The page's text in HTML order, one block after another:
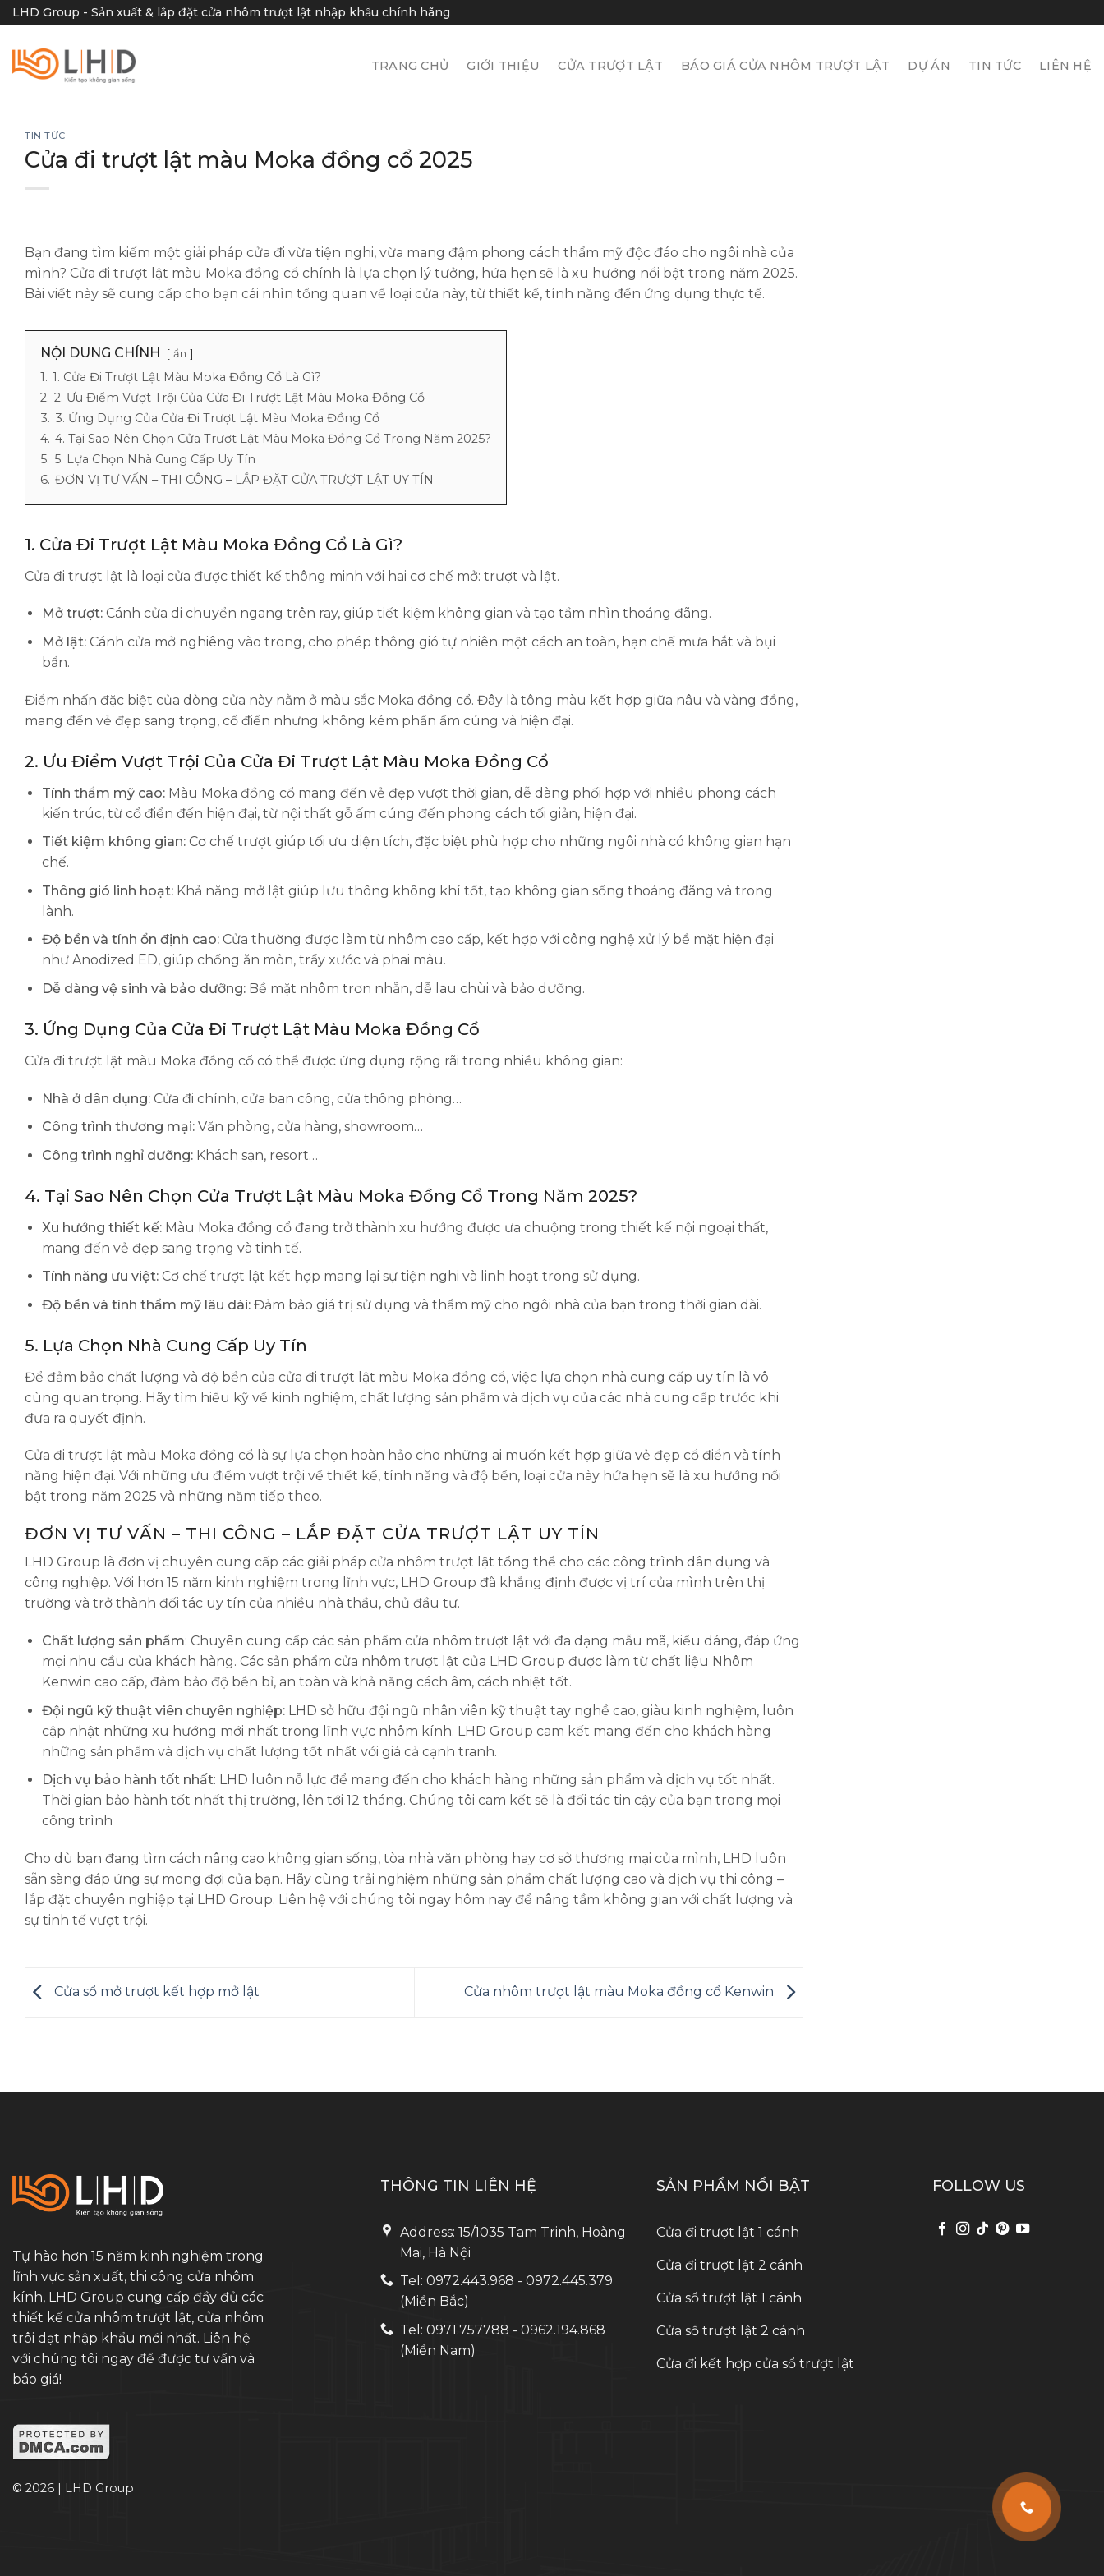
Skip
to
content
LHD Group - Sản xuất & lắp đặt cửa nhôm trượt lật nhập khẩu chính hãng
TRANG CHỦ GIỚI THIỆU CỬA TRƯỢT LẬT BÁO GIÁ CỬA NHÔM TRƯỢT LẬT DỰ ÁN TIN TỨC LIÊN HỆ
TIN TỨC
Cửa đi trượt lật màu Moka đồng cổ 2025
Bạn đang tìm kiếm một giải pháp cửa đi vừa tiện nghi, vừa mang đậm phong cách thẩm mỹ độc đáo cho ngôi nhà của
mình? Cửa đi trượt lật màu Moka đồng cổ chính là lựa chọn lý tưởng, hứa hẹn sẽ là xu hướng nổi bật trong năm 2025.
Bài viết này sẽ cung cấp cho bạn cái nhìn tổng quan về loại cửa này, từ thiết kế, tính năng đến ứng dụng thực tế.
NỘI DUNG CHÍNH ẩn
1. 1. Cửa Đi Trượt Lật Màu Moka Đồng Cổ Là Gì?
2. 2. Ưu Điểm Vượt Trội Của Cửa Đi Trượt Lật Màu Moka Đồng Cổ
3. 3. Ứng Dụng Của Cửa Đi Trượt Lật Màu Moka Đồng Cổ
4. 4. Tại Sao Nên Chọn Cửa Trượt Lật Màu Moka Đồng Cổ Trong Năm 2025?
5. 5. Lựa Chọn Nhà Cung Cấp Uy Tín
6. ĐƠN VỊ TƯ VẤN – THI CÔNG – LẮP ĐẶT CỬA TRƯỢT LẬT UY TÍN
1. Cửa Đi Trượt Lật Màu Moka Đồng Cổ Là Gì?
Cửa đi trượt lật là loại cửa được thiết kế thông minh với hai cơ chế mở: trượt và lật.
Mở trượt:Cánh cửa di chuyển ngang trên ray, giúp tiết kiệm không gian và tạo tầm nhìn thoáng đãng.
Mở lật:Cánh cửa mở nghiêng vào trong, cho phép thông gió tự nhiên một cách an toàn, hạn chế mưa hắt và bụi
bẩn.
Điểm nhấn đặc biệt của dòng cửa này nằm ở màu sắc Moka đồng cổ. Đây là tông màu kết hợp giữa nâu và vàng đồng,
mang đến vẻ đẹp sang trọng, cổ điển nhưng không kém phần ấm cúng và hiện đại.
2. Ưu Điểm Vượt Trội Của Cửa Đi Trượt Lật Màu Moka Đồng Cổ
Tính thẩm mỹ cao:Màu Moka đồng cổ mang đến vẻ đẹp vượt thời gian, dễ dàng phối hợp với nhiều phong cách
kiến trúc, từ cổ điển đến hiện đại, từ nội thất gỗ ấm cúng đến phong cách tối giản, hiện đại.
Tiết kiệm không gian:Cơ chế trượt giúp tối ưu diện tích, đặc biệt phù hợp cho những ngôi nhà có không gian hạn
chế.
Thông gió linh hoạt:Khả năng mở lật giúp lưu thông không khí tốt, tạo không gian sống thoáng đãng và trong
lành.
Độ bền và tính ổn định cao:Cửa thường được làm từ nhôm cao cấp, kết hợp với công nghệ xử lý bề mặt hiện đại
như Anodized ED, giúp chống ăn mòn, trầy xước và phai màu.
Dễ dàng vệ sinh và bảo dưỡng:Bề mặt nhôm trơn nhẵn, dễ lau chùi và bảo dưỡng.
3. Ứng Dụng Của Cửa Đi Trượt Lật Màu Moka Đồng Cổ
Cửa đi trượt lật màu Moka đồng cổ có thể được ứng dụng rộng rãi trong nhiều không gian:
Nhà ở dân dụng:Cửa đi chính, cửa ban công, cửa thông phòng…
Công trình thương mại:Văn phòng, cửa hàng, showroom…
Công trình nghỉ dưỡng:Khách sạn, resort…
4. Tại Sao Nên Chọn Cửa Trượt Lật Màu Moka Đồng Cổ Trong Năm 2025?
Xu hướng thiết kế:Màu Moka đồng cổ đang trở thành xu hướng được ưa chuộng trong thiết kế nội ngoại thất,
mang đến vẻ đẹp sang trọng và tinh tế.
Tính năng ưu việt:Cơ chế trượt lật kết hợp mang lại sự tiện nghi và linh hoạt trong sử dụng.
Độ bền và tính thẩm mỹ lâu dài:Đảm bảo giá trị sử dụng và thẩm mỹ cho ngôi nhà của bạn trong thời gian dài.
5. Lựa Chọn Nhà Cung Cấp Uy Tín
Để đảm bảo chất lượng và độ bền của cửa đi trượt lật màu Moka đồng cổ, việc lựa chọn nhà cung cấp uy tín là vô
cùng quan trọng. Hãy tìm hiểu kỹ về kinh nghiệm, chất lượng sản phẩm và dịch vụ của các nhà cung cấp trước khi
đưa ra quyết định.
Cửa đi trượt lật màu Moka đồng cổ là sự lựa chọn hoàn hảo cho những ai muốn kết hợp giữa vẻ đẹp cổ điển và tính
năng hiện đại. Với những ưu điểm vượt trội về thiết kế, tính năng và độ bền, loại cửa này hứa hẹn sẽ là xu hướng nổi
bật trong năm 2025 và những năm tiếp theo.
ĐƠN VỊ TƯ VẤN – THI CÔNG – LẮP ĐẶT CỬA TRƯỢT LẬT UY TÍN
LHD Group là đơn vị chuyên cung cấp các giải pháp cửa nhôm trượt lật tổng thể cho các công trình dân dụng và
công nghiệp. Với hơn 15 năm kinh nghiệm trong lĩnh vực, LHD Group đã khẳng định được vị trí của mình trên thị
trường và trở thành đối tác uy tín của nhiều nhà thầu, chủ đầu tư.
Chất lượng sản phẩm: Chuyên cung cấp các sản phẩm cửa nhôm trượt lật với đa dạng mẫu mã, kiểu dáng, đáp ứng
mọi nhu cầu của khách hàng. Các sản phẩm cửa nhôm trượt lật của LHD Group được làm từ chất liệu Nhôm
Kenwin cao cấp, đảm bảo độ bền bỉ, an toàn và khả năng cách âm, cách nhiệt tốt.
Đội ngũ kỹ thuật viên chuyên nghiệp:LHD sở hữu đội ngũ nhân viên kỹ thuật tay nghề cao, giàu kinh nghiệm, luôn
cập nhật những xu hướng mới nhất trong lĩnh vực nhôm kính. LHD Group cam kết mang đến cho khách hàng
những sản phẩm và dịch vụ chất lượng tốt nhất với giá cả cạnh tranh.
Dịch vụ bảo hành tốt nhất: LHD luôn nỗ lực để mang đến cho khách hàng những sản phẩm và dịch vụ tốt nhất.
Thời gian bảo hành tốt nhất thị trường, lên tới 12 tháng. Chúng tôi cam kết sẽ là đối tác tin cậy của bạn trong mọi
công trình
Cho dù bạn đang tìm cách nâng cao không gian sống, tòa nhà văn phòng hay cơ sở thương mại của mình, LHD luôn
sẵn sàng đáp ứng sự mong đợi của bạn. Hãy cùng trải nghiệm những sản phẩm chất lượng cao và dịch vụ thi công –
lắp đặt chuyên nghiệp tại LHD Group. Liên hệ với chúng tôi ngay hôm nay để nâng tầm không gian với chất lượng và
sự tinh tế vượt trội.
Cửa sổ mở trượt kết hợp mở lật Cửa nhôm trượt lật màu Moka đồng cổ Kenwin
Tự hào hơn 15 năm kinh nghiệm trong
lĩnh vực sản xuất, thi công cửa nhôm
kính, LHD Group cung cấp đầy đủ các
thiết kế cửa nhôm trượt lật, cửa nhôm
trôi dạt nhập khẩu mới nhất. Liên hệ
với chúng tôi ngay để được tư vấn và
báo giá!
© 2026 | LHD Group
THÔNG TIN LIÊN HỆ
Address: 15/1035 Tam Trinh, Hoàng
Mai, Hà Nội
Tel: 0972.443.968 - 0972.445.379
(Miền Bắc)
Tel: 0971.757788 - 0962.194.868
(Miền Nam)
SẢN PHẨM NỔI BẬT
Cửa đi trượt lật 1 cánh
Cửa đi trượt lật 2 cánh
Cửa sổ trượt lật 1 cánh
Cửa sổ trượt lật 2 cánh
Cửa đi kết hợp cửa sổ trượt lật
FOLLOW US